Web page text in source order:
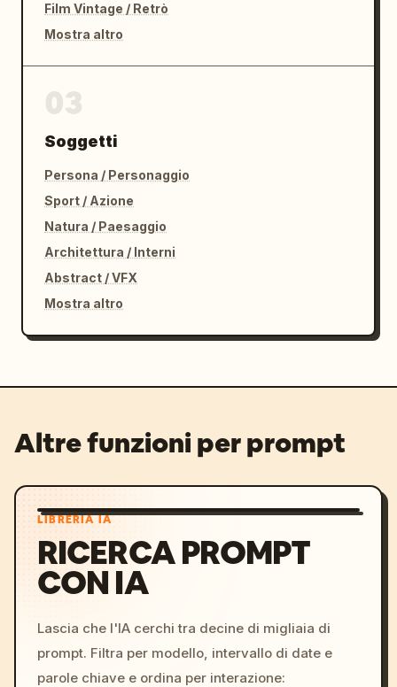
Film Vintage / Retrò
Mostra altro
Soggetti
Persona / Personaggio
Sport / Azione
Natura / Paesaggio
Architettura / Interni
Abstract / VFX
Mostra altro
Altre funzioni per prompt
LIBRERIA IA
RICERCA PROMPT
CON IA
Lascia che l'IA cerchi tra decine di migliaia di
prompt. Filtra per modello, intervallo di date e
parole chiave e ordina per interazione: